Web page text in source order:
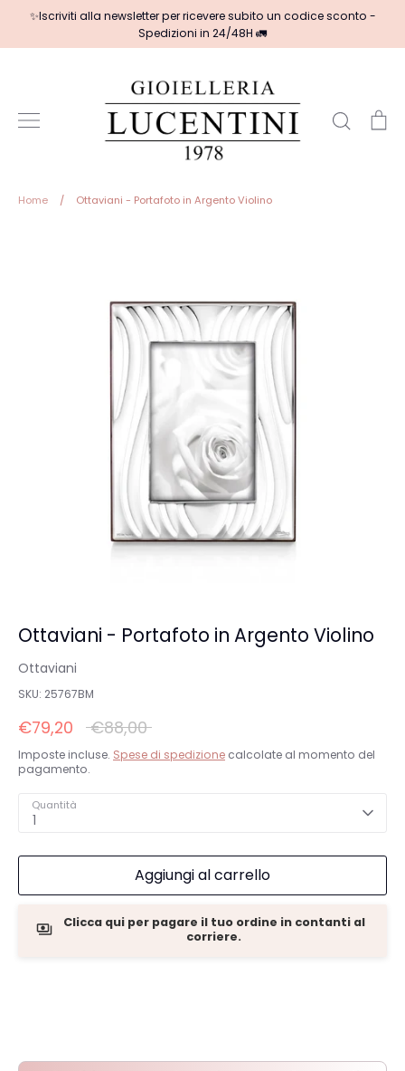
Salta
contenuto
✨Iscriviti alla newsletter per ricevere subito un codice sconto -
Spedizioni in 24/48H 🚛
Cerca
Home / Ottaviani - Portafoto in Argento Violino
Ottaviani - Portafoto in Argento Violino
Ottaviani
SKU: 25767BM
€79,20 Prezzo
standard
€88,00
Imposte incluse. Spese di spedizione calcolate al momento del
pagamento.
Quantità
1
Aggiungi al carrello
Clicca qui per pagare il tuo ordine in contanti al
corriere.